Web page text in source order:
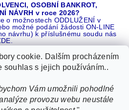
OSOBNÍ BANKROT,
NÁVRH v roce 2026?
o možnostech ODDLUŽENÍ v
možné podání žádosti ON-LINE
návrhu) k příslušnému soudu nás
16 let REFERENCÍ v celé ČR |
NÁS na SEZNAMU |
DLUHŮ nebo EXEKUCÍ ZDE
cookie. Dalším procházením
souhlas s jejich používáním..
Vám umožnili pohodlné
provozu webu neustále